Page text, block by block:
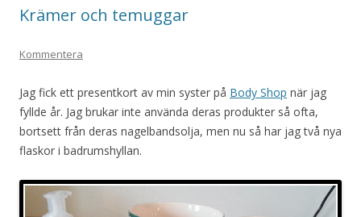
Krämer och temuggar
Kommentera
Jag fick ett presentkort av min syster på Body Shop när jag
fyllde år. Jag brukar inte använda deras produkter så ofta,
bortsett från deras nagelbandsolja, men nu så har jag två nya
flaskor i badrumshyllan.